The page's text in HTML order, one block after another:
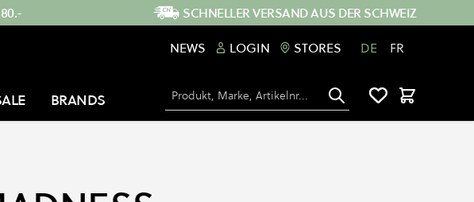
SCHNELLER VERSAND AUS DER SCHWEIZ
NEWS
LOGIN STORES DE FR
BRANDS Suche Warenkorb